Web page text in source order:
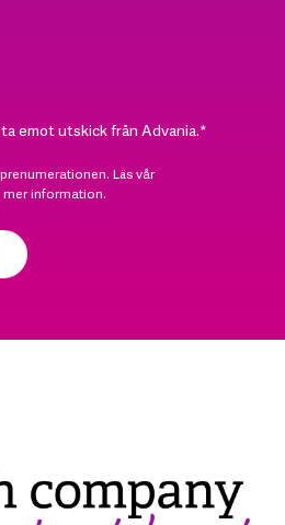
emot utskick från Advania.*
Läs vår
mer information.